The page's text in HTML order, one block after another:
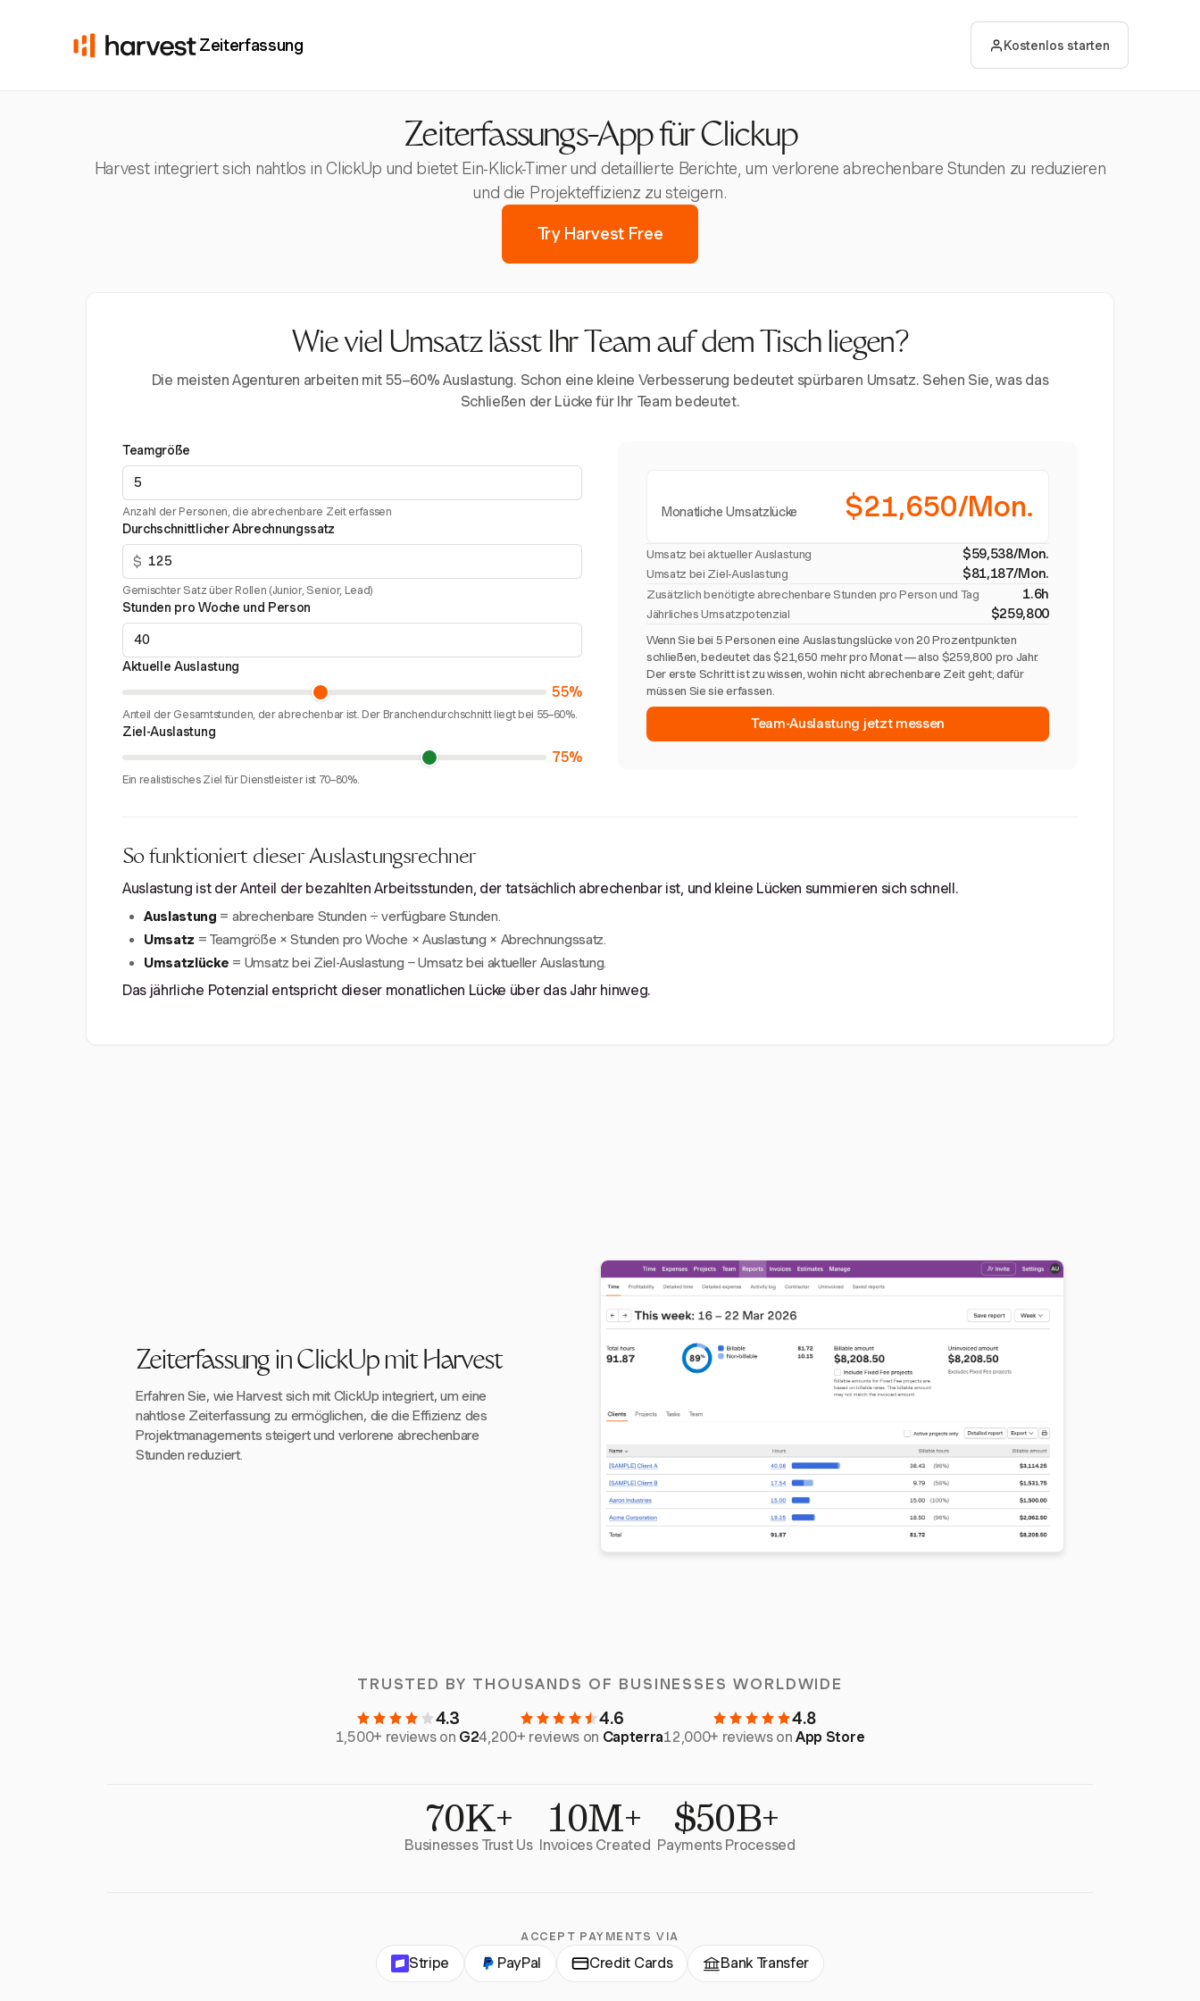
Zeiterfassung Kostenlos starten
Zeiterfassungs-App für Clickup
Harvest integriert sich nahtlos in ClickUp und bietet Ein-Klick-Timer und detaillierte Berichte, um verlorene abrechenbare Stunden zu reduzieren
und die Projekteffizienz zu steigern.
Try Harvest Free
Wie viel Umsatz lässt Ihr Team auf dem Tisch liegen?
Die meisten Agenturen arbeiten mit 55–60% Auslastung. Schon eine kleine Verbesserung bedeutet spürbaren Umsatz. Sehen Sie, was das
Schließen der Lücke für Ihr Team bedeutet.
Teamgröße
Anzahl der Personen, die abrechenbare Zeit erfassen
Durchschnittlicher Abrechnungssatz
$
Gemischter Satz über Rollen (Junior, Senior, Lead)
Stunden pro Woche und Person
Aktuelle Auslastung
55%
Anteil der Gesamtstunden, der abrechenbar ist. Der Branchendurchschnitt liegt bei 55–60%.
Ziel-Auslastung
75%
Ein realistisches Ziel für Dienstleister ist 70–80%.
Monatliche Umsatzlücke $21,650/Mon.
Umsatz bei aktueller Auslastung $59,538/Mon.
Umsatz bei Ziel-Auslastung $81,187/Mon.
Zusätzlich benötigte abrechenbare Stunden pro Person und Tag 1.6h
Jährliches Umsatzpotenzial $259,800
Wenn Sie bei 5 Personen eine Auslastungslücke von 20 Prozentpunkten
schließen, bedeutet das $21,650 mehr pro Monat — also $259,800 pro Jahr.
Der erste Schritt ist zu wissen, wohin nicht abrechenbare Zeit geht; dafür
müssen Sie sie erfassen.
Team-Auslastung jetzt messen
So funktioniert dieser Auslastungsrechner
Auslastung ist der Anteil der bezahlten Arbeitsstunden, der tatsächlich abrechenbar ist, und kleine Lücken summieren sich schnell.
Auslastung = abrechenbare Stunden ÷ verfügbare Stunden.
Umsatz = Teamgröße × Stunden pro Woche × Auslastung × Abrechnungssatz.
Umsatzlücke = Umsatz bei Ziel-Auslastung − Umsatz bei aktueller Auslastung.
Das jährliche Potenzial entspricht dieser monatlichen Lücke über das Jahr hinweg.
Zeiterfassung in ClickUp mit Harvest
Erfahren Sie, wie Harvest sich mit ClickUp integriert, um eine
nahtlose Zeiterfassung zu ermöglichen, die die Effizienz des
Projektmanagements steigert und verlorene abrechenbare
Stunden reduziert.
TRUSTED BY THOUSANDS OF BUSINESSES WORLDWIDE
4.3
1,500+ reviews on G2
4.6
4,200+ reviews on Capterra
4.8
12,000+ reviews onApp Store
70K+
Businesses Trust Us 10M+
Invoices Created $50B+
Payments Processed
ACCEPT PAYMENTS VIA
Stripe PayPal Credit Cards Bank Transfer